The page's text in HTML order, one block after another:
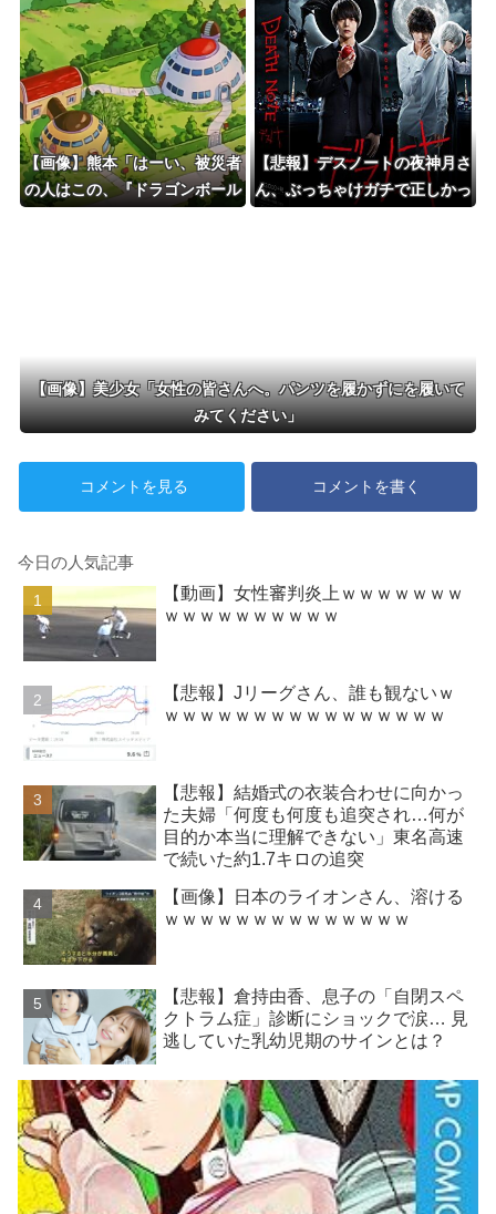
【画像】熊本「はーい、被災者
の人はこの、『ドラゴンボール
【悲報】デスノートの夜神月さ
ん、ぶっちゃけガチで正しかっ
【画像】美少女「女性の皆さんへ。パンツを履かずにを履いて
みてください」
コメントを見る コメントを書く
今日の人気記事
【動画】女性審判炎上ｗｗｗｗｗｗｗ
ｗｗｗｗｗｗｗｗｗｗ
【悲報】Jリーグさん、誰も観ないｗ
ｗｗｗｗｗｗｗｗｗｗｗｗｗｗｗｗ
【悲報】結婚式の衣装合わせに向かっ
た夫婦「何度も何度も追突され…何が
目的か本当に理解できない」東名高速
で続いた約1.7キロの追突
【画像】日本のライオンさん、溶ける
ｗｗｗｗｗｗｗｗｗｗｗｗｗｗ
【悲報】倉持由香、息子の「自閉スペ
クトラム症」診断にショックで涙… 見
逃していた乳幼児期のサインとは？